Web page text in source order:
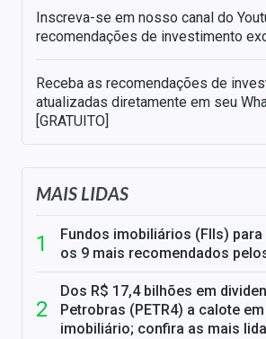
Inscreva-se em nosso canal do
recomendações de investimento
Receba as recomendações de
atualizadas diretamente em seu
[GRATUITO]
MAIS LIDAS
Fundos imobiliários (FIIs)
os 9 mais recomendados
Dos R$ 17,4 bilhões em
Petrobras (PETR4) a calote
imobiliário; confira as mais